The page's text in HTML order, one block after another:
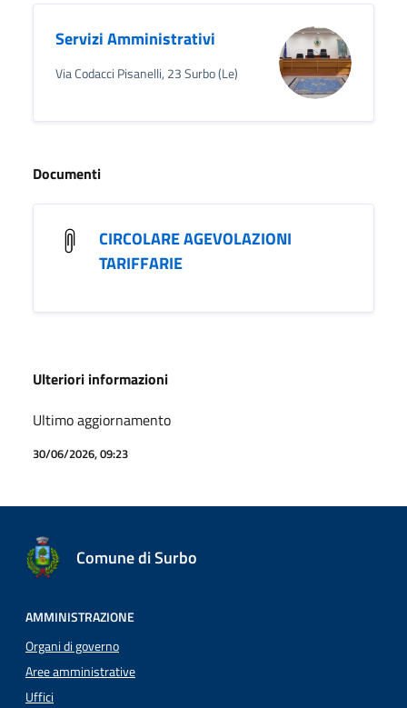
Servizi Amministrativi
Via Codacci Pisanelli, 23 Surbo (Le)
Documenti
CIRCOLARE AGEVOLAZIONI
TARIFFARIE
Ulteriori informazioni
Ultimo aggiornamento
30/06/2026, 09:23
Comune di Surbo
AMMINISTRAZIONE
Organi di governo
Aree amministrative
Uffici